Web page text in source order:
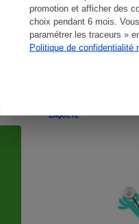
promotion et afficher des
choix pendant 6 mois.
paramétrer les traceurs »
Politique de confidentialité
ENQUÊTE